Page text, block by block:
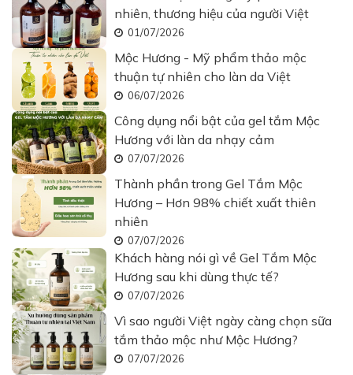
nhiên, thương hiệu của người Việt
01/07/2026
Mộc Hương - Mỹ phẩm thảo mộc
thuận tự nhiên cho làn da Việt
06/07/2026
Công dụng nổi bật của gel tắm Mộc
Hương với làn da nhạy cảm
07/07/2026
Thành phần trong Gel Tắm Mộc
Hương – Hơn 98% chiết xuất thiên
nhiên
07/07/2026
Khách hàng nói gì về Gel Tắm Mộc
Hương sau khi dùng thực tế?
07/07/2026
Vì sao người Việt ngày càng chọn sữa
tắm thảo mộc như Mộc Hương?
07/07/2026